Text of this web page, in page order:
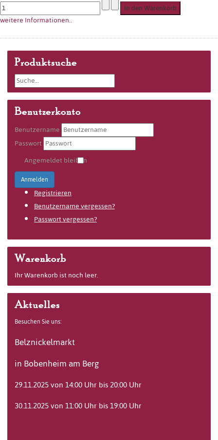
weitere Informationen..
Produktsuche
Benutzerkonto
Benutzername
Passwort
Angemeldet bleiben
Anmelden
Registrieren
Benutzername vergessen?
Passwort vergessen?
Warenkorb
Ihr Warenkorb ist noch leer.
Aktuelles
Besuchen Sie uns:
Belznickelmarkt
in Bobenheim am Berg
29.11.2025 von 14:00 Uhr bis 20:00 Uhr
30.11.2025 von 11:00 Uhr bis 19:00 Uhr